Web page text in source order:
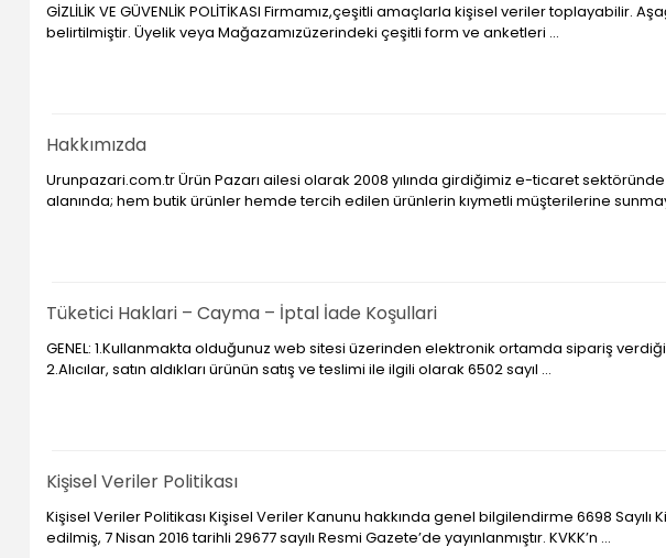
GİZLİLİK VE GÜVENLİK POLİTİKASI Firmamız,çeşitli amaçlarla kişisel veriler
belirtilmiştir. Üyelik veya Mağazamızüzerindeki çeşitli form ve anketleri ...
Hakkımızda
Urunpazari.com.tr Ürün Pazarı ailesi olarak 2008 yılında girdiğimiz e-ticaret
alanında; hem butik ürünler hemde tercih edilen ürünlerin kıymetli müşterilerine
Tüketici Haklari – Cayma – İptal İade Koşullari
GENEL: 1.Kullanmakta olduğunuz web sitesi üzerinden elektronik ortamda sipariş
2.Alıcılar, satın aldıkları ürünün satış ve teslimi ile ilgili olarak 6502 sayıl ...
Kişisel Veriler Politikası
Kişisel Veriler Politikası Kişisel Veriler Kanunu hakkında genel bilgilendirme 6698
edilmiş, 7 Nisan 2016 tarihli 29677 sayılı Resmi Gazete’de yayınlanmıştır. KVKK’n ...